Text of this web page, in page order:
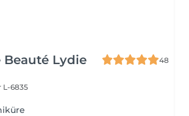
Lydie
48
L-6835